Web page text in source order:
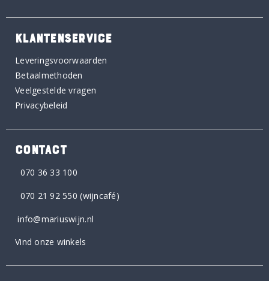
KLANTENSERVICE
Leveringsvoorwaarden
Betaalmethoden
Veelgestelde vragen
Privacybeleid
CONTACT
070 36 33 100
070 21 92 550 (wijncafé)
info@mariuswijn.nl
Vind onze winkels